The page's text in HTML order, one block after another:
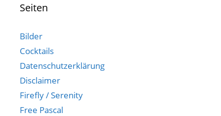
Seiten
Bilder
Cocktails
Datenschutzerklärung
Disclaimer
Firefly / Serenity
Free Pascal